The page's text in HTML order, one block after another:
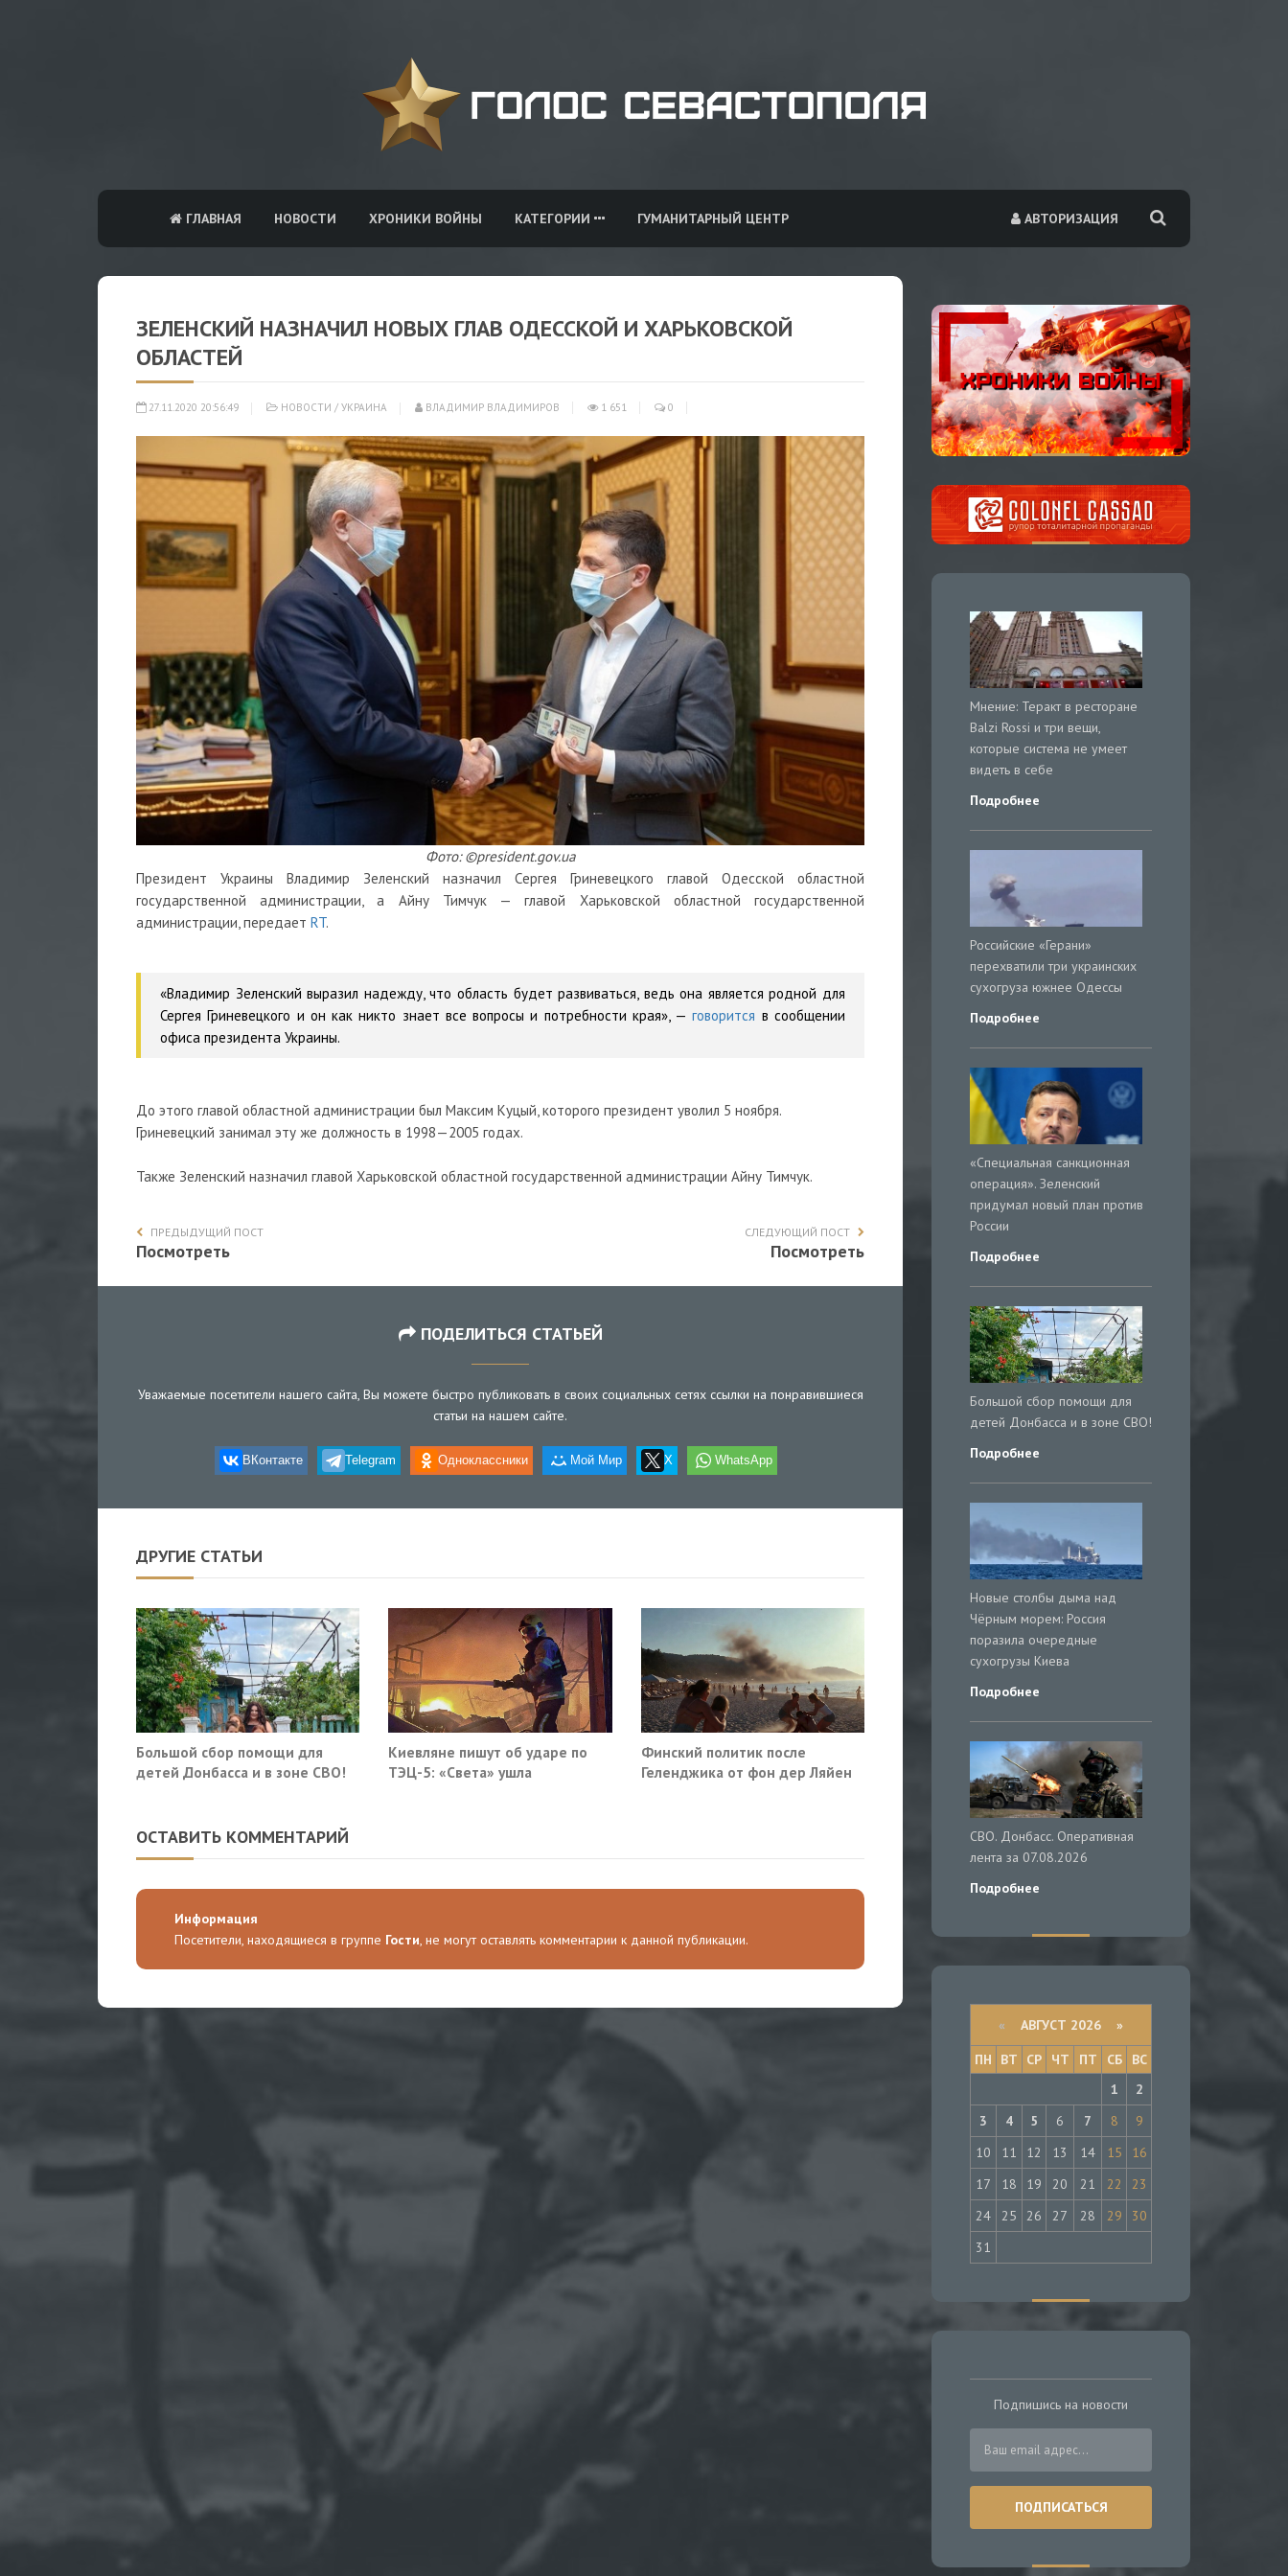
АВТОРИЗАЦИЯ
ГЛАВНАЯ НОВОСТИ ХРОНИКИ ВОЙНЫ КАТЕГОРИИ ГУМАНИТАРНЫЙ ЦЕНТР
ЗЕЛЕНСКИЙ НАЗНАЧИЛ НОВЫХ ГЛАВ ОДЕССКОЙ И ХАРЬКОВСКОЙ
ОБЛАСТЕЙ
27.11.2020 20:56:49 НОВОСТИ / УКРАИНА ВЛАДИМИР ВЛАДИМИРОВ 1 651 0
Фото: ©president.gov.ua
Президент Украины Владимир Зеленский назначил Сергея Гриневецкого главой Одесской областной
государственной администрации, а Айну Тимчук — главой Харьковской областной государственной
администрации, передает RT.
«Владимир Зеленский выразил надежду, что область будет развиваться, ведь она является родной для
Сергея Гриневецкого и он как никто знает все вопросы и потребности края», —говорится в сообщении
офиса президента Украины.
До этого главой областной администрации был Максим Куцый, которого президент уволил 5 ноября.
Гриневецкий занимал эту же должность в 1998—2005 годах.
Также Зеленский назначил главой Харьковской областной государственной администрации Айну Тимчук.
ПРЕДЫДУЩИЙ ПОСТ
Посмотреть
СЛЕДУЮЩИЙ ПОСТ
Посмотреть
ПОДЕЛИТЬСЯ СТАТЬЕЙ
Уважаемые посетители нашего сайта, Вы можете быстро публиковать в своих социальных сетях ссылки на понравившиеся
статьи на нашем сайте.
ВКонтакте Telegram Одноклассники Мой Мир X WhatsApp
ДРУГИЕ СТАТЬИ
Большой сбор помощи для
детей Донбасса и в зоне СВО!
Киевляне пишут об ударе по
ТЭЦ-5: «Света» ушла
Финский политик после
Геленджика от фон дер Ляйен
ОСТАВИТЬ КОММЕНТАРИЙ
Информация
Посетители, находящиеся в группе Гости, не могут оставлять комментарии к данной публикации.
Мнение: Теракт в ресторане
Balzi Rossi и три вещи,
которые система не умеет
видеть в себе
Подробнее
Российские «Герани»
перехватили три украинских
сухогруза южнее Одессы
Подробнее
«Специальная санкционная
операция». Зеленский
придумал новый план против
России
Подробнее
Большой сбор помощи для
детей Донбасса и в зоне СВО!
Подробнее
Новые столбы дыма над
Чёрным морем: Россия
поразила очередные
сухогрузы Киева
Подробнее
СВО. Донбасс. Оперативная
лента за 07.08.2026
Подробнее
« АВГУСТ 2026 »
ПН
ВТ СР ЧТ ПТ СБ
ВС
1
2
3
4 5 6 7 8
9
10
11 12 13 14 15
16
17
18 19 20 21 22
23
24
25 26 27 28 29
30
31
Подпишись на новости